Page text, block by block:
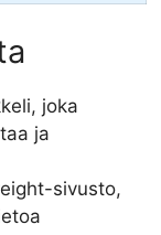
joka
ja
sivusto,